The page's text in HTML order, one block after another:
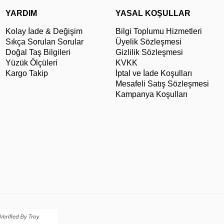
YARDIM
Kolay İade & Değişim
Sıkça Sorulan Sorular
Doğal Taş Bilgileri
Yüzük Ölçüleri
Kargo Takip
YASAL KOŞULLAR
Bilgi Toplumu Hizmetleri
Üyelik Sözleşmesi
Gizlilik Sözleşmesi
KVKK
İptal ve İade Koşulları
Mesafeli Satış Sözleşmesi
Kampanya Koşulları